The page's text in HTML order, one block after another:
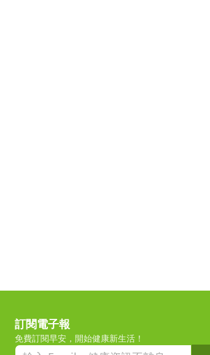
訂閱電子報
免費訂閱早安，開始健康新生活！